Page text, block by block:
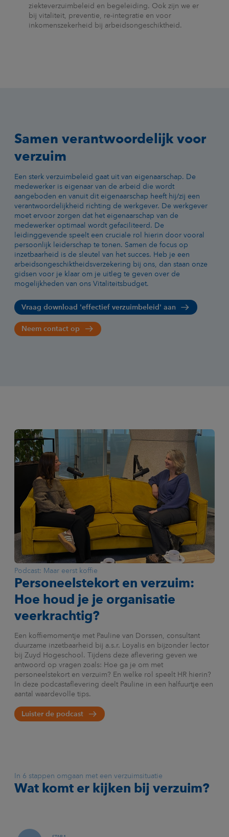
ziekteverzuimbeleid en begeleiding. Ook zijn we er
bij vitaliteit, preventie, re-integratie en voor
inkomenszekerheid bij arbeidsongeschiktheid.
Samen verantwoordelijk voor
verzuim
Een sterk verzuimbeleid gaat uit van eigenaarschap. De
medewerker is eigenaar van de arbeid die wordt
aangeboden en vanuit dit eigenaarschap heeft hij/zij een
verantwoordelijkheid richting de werkgever. De werkgever
moet ervoor zorgen dat het eigenaarschap van de
medewerker optimaal wordt gefaciliteerd. De
leidinggevende speelt een cruciale rol hierin door vooral
persoonlijk leiderschap te tonen. Samen de focus op
inzetbaarheid is de sleutel van het succes. Heb je een
arbeidsongeschiktheidsverzekering bij ons, dan staan onze
gidsen voor je klaar om je uitleg te geven over de
mogelijkheden van ons Vitaliteitsbudget.
Vraag download 'effectief verzuimbeleid' aan
Neem contact op
Podcast: Maar eerst koffie
Personeelstekort en verzuim:
Hoe houd je je organisatie
veerkrachtig?
Een koffiemomentje met Pauline van Dorssen, consultant
duurzame inzetbaarheid bij a.s.r. Loyalis en bijzonder lector
bij Zuyd Hogeschool. Tijdens deze aflevering geven we
antwoord op vragen zoals: Hoe ga je om met
personeelstekort en verzuim? En welke rol speelt HR hierin?
In deze podcastaflevering deelt Pauline in een halfuurtje een
aantal waardevolle tips.
Luister de podcast
In 6 stappen omgaan met een verzuimsituatie
Wat komt er kijken bij verzuim?